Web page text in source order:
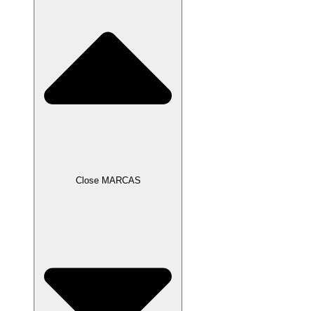
Close MARCAS